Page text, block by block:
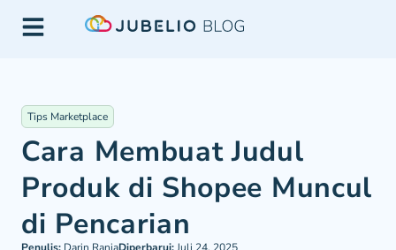
Tips Marketplace
Cara Membuat Judul
Produk di Shopee Muncul
di Pencarian